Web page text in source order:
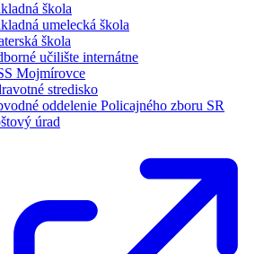
škola
umelecká škola
škola
učilište internátne
Mojmírovce
stredisko
oddelenie Policajného zboru SR
úrad